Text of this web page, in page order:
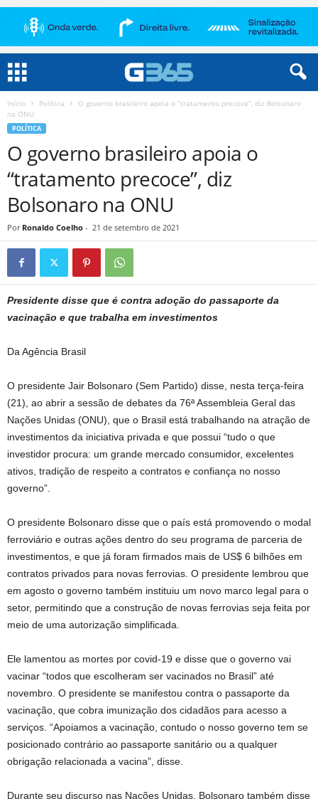
Início Política
O governo brasileiro apoia o “tratamento precoce”, diz Bolsonaro
na ONU
POLÍTICA
O governo brasileiro apoia o
“tratamento precoce”, diz
Bolsonaro na ONU
Por Ronaldo Coelho - 21 de setembro de 2021
Presidente disse que é contra adoção do passaporte da
vacinação e que trabalha em investimentos
Da Agência Brasil
O presidente Jair Bolsonaro (Sem Partido) disse, nesta terça-feira
(21), ao abrir a sessão de debates da 76ª Assembleia Geral das
Nações Unidas (ONU), que o Brasil está trabalhando na atração de
investimentos da iniciativa privada e que possui “tudo o que
investidor procura: um grande mercado consumidor, excelentes
ativos, tradição de respeito a contratos e confiança no nosso
governo”.
O presidente Bolsonaro disse que o país está promovendo o modal
ferroviário e outras ações dentro do seu programa de parceria de
investimentos, e que já foram firmados mais de US$ 6 bilhões em
contratos privados para novas ferrovias. O presidente lembrou que
em agosto o governo também instituiu um novo marco legal para o
setor, permitindo que a construção de novas ferrovias seja feita por
meio de uma autorização simplificada.
Ele lamentou as mortes por covid-19 e disse que o governo vai
vacinar “todos que escolheram ser vacinados no Brasil” até
novembro. O presidente se manifestou contra o passaporte da
vacinação, que cobra imunização dos cidadãos para acesso a
serviços. “Apoiamos a vacinação, contudo o nosso governo tem se
posicionado contrário ao passaporte sanitário ou a qualquer
obrigação relacionada a vacina”, disse.
Durante seu discurso nas Nações Unidas, Bolsonaro também disse